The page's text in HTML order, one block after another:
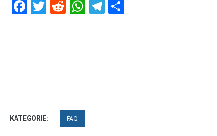
Facebook
Twitter
RedditWhatsApp
Telegram
KATEGORIE: FAQ